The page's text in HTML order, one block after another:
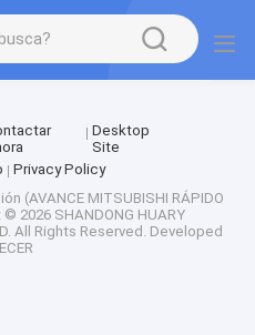
Tour
Desktop
Site
Privacy Policy
(AVANCE MITSUBISHI RÁPIDO
2026 SHANDONG HUARY
All Rights Reserved. Developed
ECER